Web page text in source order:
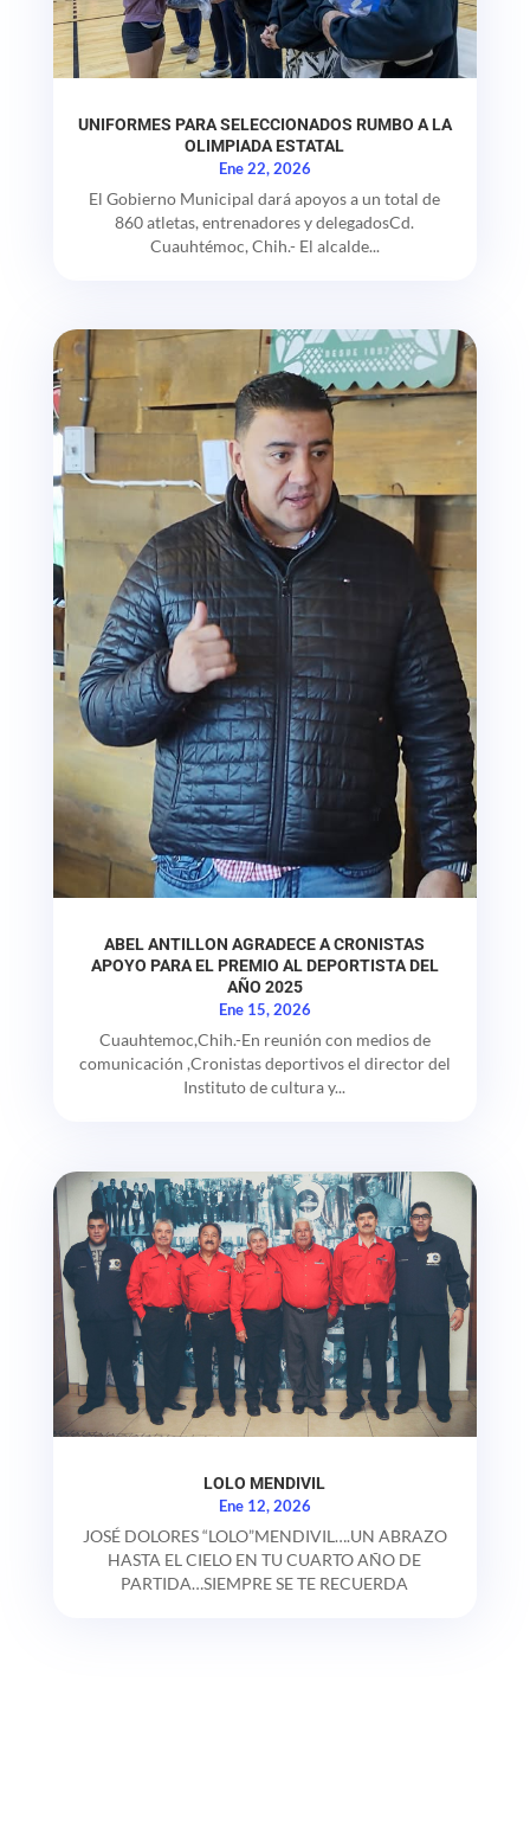
UNIFORMES PARA SELECCIONADOS RUMBO A LA
OLIMPIADA ESTATAL
Ene 22, 2026
El Gobierno Municipal dará apoyos a un total de
860 atletas, entrenadores y delegadosCd.
Cuauhtémoc, Chih.- El alcalde...
ABEL ANTILLON AGRADECE A CRONISTAS
APOYO PARA EL PREMIO AL DEPORTISTA DEL
AÑO 2025
Ene 15, 2026
Cuauhtemoc,Chih.-En reunión con medios de
comunicación ,Cronistas deportivos el director del
Instituto de cultura y...
LOLO MENDIVIL
Ene 12, 2026
JOSÉ DOLORES “LOLO”MENDIVIL….UN ABRAZO
HASTA EL CIELO EN TU CUARTO AÑO DE
PARTIDA…SIEMPRE SE TE RECUERDA